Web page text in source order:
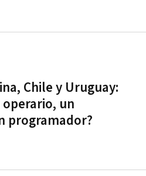
Chile y Uruguay:
un
programador?